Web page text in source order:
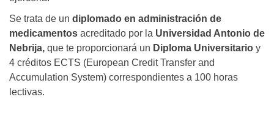
Se trata de un diplomado en administración de
medicamentos acreditado por la Universidad Antonio de
Nebrija, que te proporcionará un Diploma Universitario y
4 créditos ECTS (European Credit Transfer and
Accumulation System) correspondientes a 100 horas
lectivas.